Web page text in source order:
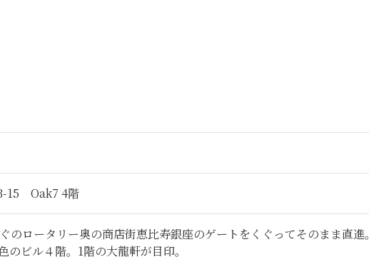
15 Oak7 4階
のロータリー奥の商店街恵比寿銀座のゲートをくぐってそのまま直進。
ビル４階。1階の大龍軒が目印。